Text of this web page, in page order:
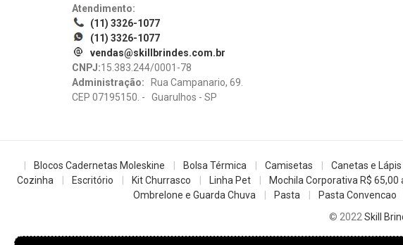
Atendimento:
(11) 3326-1077
(11) 3326-1077
vendas@skillbrindes.com.br
CNPJ:15.383.244/0001-78
Administração: Rua Campanario, 69.
CEP 07195150. - Guarulhos - SP
Blocos Cadernetas Moleskine Bolsa Térmica Camisetas Canetas e Lápis
Cozinha
Escritório Kit Churrasco Linha Pet Mochila Corporativa R$ 65,00
Ombrelone e Guarda Chuva
Pasta Pasta Convencao
© 2022 Skill